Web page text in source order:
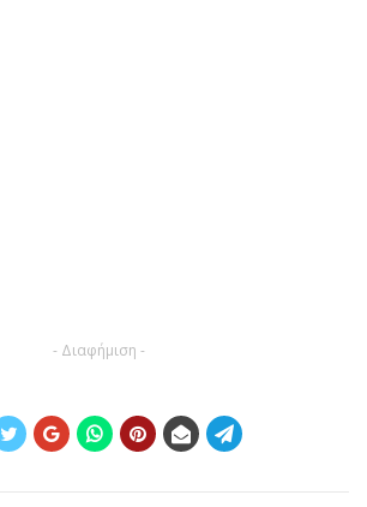
- Διαφήμιση -